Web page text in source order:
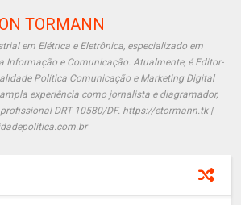
TORMANN
em Elétrica e Eletrônica, especializado em
Informação e Comunicação. Atualmente, é Editor-
Política Comunicação e Marketing Digital
experiência como jornalista e diagramador,
DRT 10580/DF. https://etormann.tk |